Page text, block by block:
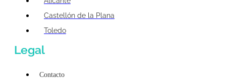
Castellón de la Plana
Toledo
Legal
Contacto